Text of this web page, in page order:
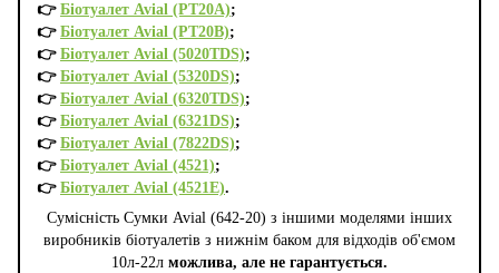
👉 Біотуалет Avial (PT20A);
👉 Біотуалет Avial (PT20B);
👉 Біотуалет Avial (5020TDS);
👉 Біотуалет Avial (5320DS);
👉 Біотуалет Avial (6320TDS);
👉 Біотуалет Avial (6321DS);
👉 Біотуалет Avial (7822DS);
👉 Біотуалет Avial (4521);
👉 Біотуалет Avial (4521E).
Сумісність Сумки Avial (642-20) з іншими моделями інших
виробників біотуалетів з нижнім баком для відходів об'ємом
10л-22л можлива, але не гарантується.